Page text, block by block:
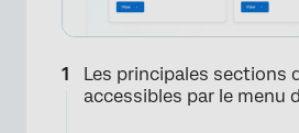
Les principales sections
accessibles par le menu